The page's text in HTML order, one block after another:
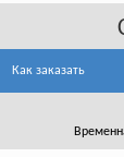
Как заказать